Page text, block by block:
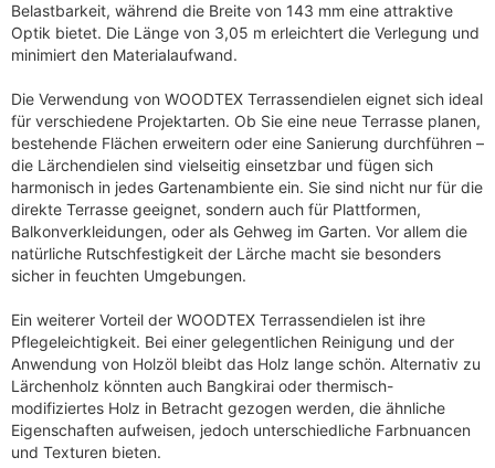
Belastbarkeit, während die Breite von 143 mm eine attraktive
Optik bietet. Die Länge von 3,05 m erleichtert die Verlegung und
minimiert den Materialaufwand.
Die Verwendung von WOODTEX Terrassendielen eignet sich ideal
für verschiedene Projektarten. Ob Sie eine neue Terrasse planen,
bestehende Flächen erweitern oder eine Sanierung durchführen –
die Lärchendielen sind vielseitig einsetzbar und fügen sich
harmonisch in jedes Gartenambiente ein. Sie sind nicht nur für die
direkte Terrasse geeignet, sondern auch für Plattformen,
Balkonverkleidungen, oder als Gehweg im Garten. Vor allem die
natürliche Rutschfestigkeit der Lärche macht sie besonders
sicher in feuchten Umgebungen.
Ein weiterer Vorteil der WOODTEX Terrassendielen ist ihre
Pflegeleichtigkeit. Bei einer gelegentlichen Reinigung und der
Anwendung von Holzöl bleibt das Holz lange schön. Alternativ zu
Lärchenholz könnten auch Bangkirai oder thermisch-
modifiziertes Holz in Betracht gezogen werden, die ähnliche
Eigenschaften aufweisen, jedoch unterschiedliche Farbnuancen
und Texturen bieten.